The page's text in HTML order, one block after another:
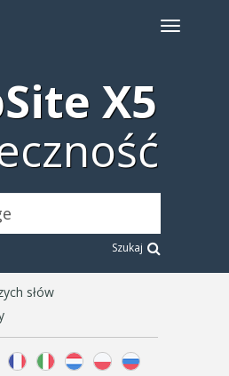
X5
Szukaj
słów